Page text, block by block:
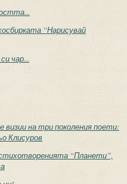
“Нарисувай
чар...
на три поколения поети:
Клисуров
“Планети”,